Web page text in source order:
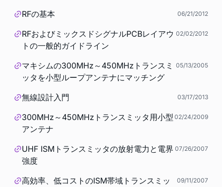
RFの基本 06/21/2012
RFおよびミックスドシグナルPCBレイアウ
トの一般的ガイドライン
02/02/2012
マキシムの300MHz～450MHzトランスミ
ッタを小型ループアンテナにマッチング
05/13/2005
無線設計入門 03/17/2013
300MHz～450MHzトランスミッタ用小型
アンテナ
02/24/2009
UHF ISMトランスミッタの放射電力と電界
強度
07/26/2007
高効率、低コストのISM帯域トランスミッ
09/11/2007